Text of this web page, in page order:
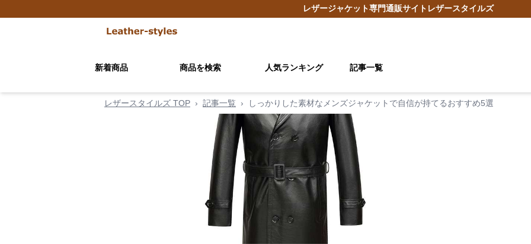
レザージャケット専門通販サイト レザースタイルズ
新着商品 商品を検索 人気ランキング 記事一覧
レザースタイルズ TOP › 記事一覧 › しっかりした素材なメンズジャケットで自信が持てるおすすめ5選